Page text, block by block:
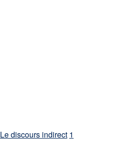
Le discours indirect 1